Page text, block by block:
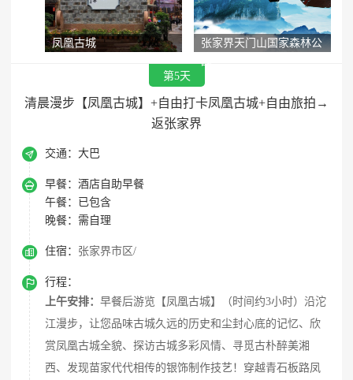
凤凰古城
张家界天门山国家森林公
第5天
清晨漫步【凤凰古城】+自由打卡凤凰古城+自由旅拍→
返张家界
 交通： 大巴
 早餐： 酒店自助早餐
午餐：
已包含
晚餐： 需自理
 住宿： 张家界市区/

行程：
上午安排： 早餐后游览【凤凰古城】（时间约3小时）沿沱
江漫步，让您品味古城久远的历史和尘封心底的记忆、欣
赏凤凰古城全貌、探访古城多彩风情、寻觅古朴醉美湘
西、发现苗家代代相传的银饰制作技艺！穿越青石板路凤